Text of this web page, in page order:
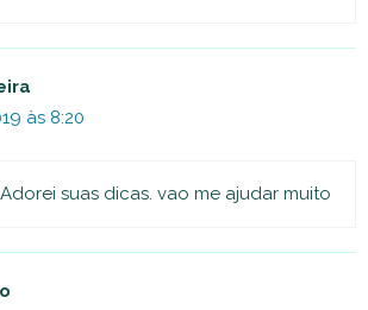
às 8:20
suas dicas. vao me ajudar muito